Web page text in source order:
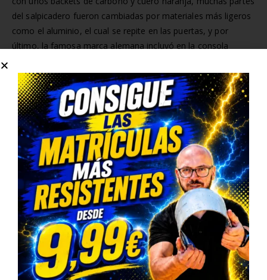
del salpicadero fueron cambiadas por materiales más ligeros
como el aluminio, el cual se repite en las puertas, y por
último, la famosa marca alemana incluyó en la consola
presión del aceite.
Y llegamos al momento
más esperado ¿Qué motor
lleva el coche?
Bien, el RSI porta un motor 3.2 V6 de 225CV y 317Nm de par,
todo ello unido a una caja de cambios manual de 6
velocidades, un sistema de tracción total y 1530 kg de peso.
Con todo esto el Beetle alcanzaría un 0-100 Km/h en 6’4
segundos, una cifra más que respetable, una bestia para el
parking de tucasa.